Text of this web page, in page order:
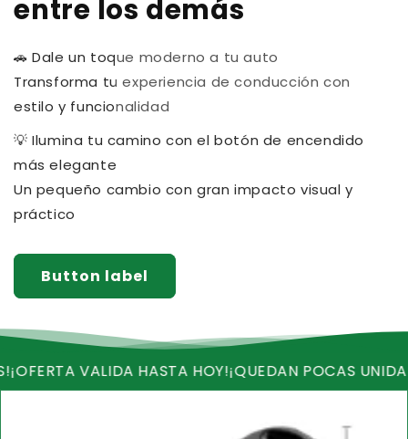
entre los demás
🚗 Dale un toque moderno a tu auto
Transforma tu experiencia de conducción con
estilo y funcionalidad
💡 Ilumina tu camino con el botón de encendido
más elegante
Un pequeño cambio con gran impacto visual y
práctico
Button label
VALIDA HASTA HOY!¡QUEDAN POCAS UNIDADES!